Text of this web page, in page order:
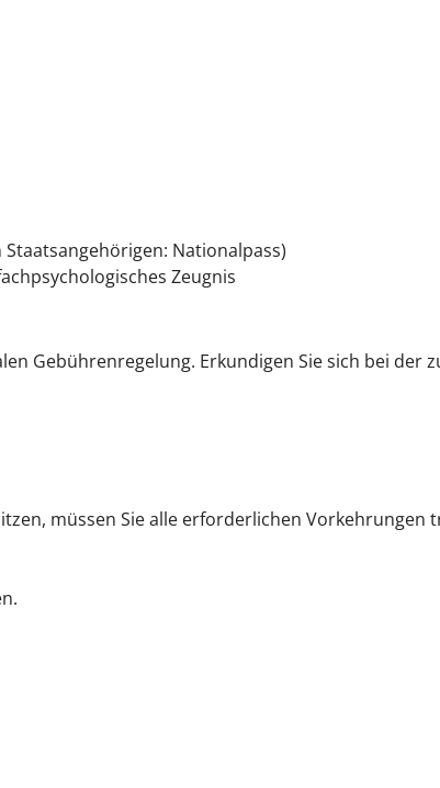
Nationalpass)
Zeugnis
Gebührenregelung. Erkundigen Sie sich bei der
müssen Sie alle erforderlichen Vorkehrungen